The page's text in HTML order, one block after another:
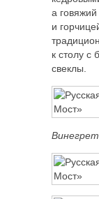
а
и
к столу с
свеклы.